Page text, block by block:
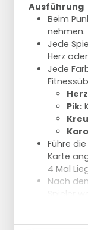
Ausführung
Beim
nehmen.
Jede
Herz
Jede
Pik:
Führe
Karte
4 Mal
Nach